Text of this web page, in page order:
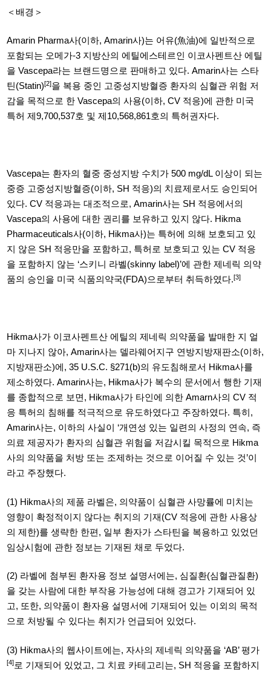
＜배경＞
Amarin Pharma사(이하, Amarin사)는 어유(魚油)에 일반적으로
포함되는 오메가-3 지방산의 에틸에스테르인 이코사펜트산 에틸
을Vascepa라는 브랜드명으로 판매하고 있다. Amarin사는 스타
틴(Statin)[2]을 복용 중인 고중성지방혈증 환자의 심혈관 위험 저
감을 목적으로 한 Vascepa의 사용(이하, CV 적응)에 관한 미국
특허 제9,700,537호 및 제10,568,861호의 특허권자다.
Vascepa는 환자의 혈중 중성지방 수치가500 mg/dL 이상이 되는
중증 고중성지방혈증(이하, SH 적응)의 치료제로서도 승인되어
있다. CV 적응과는 대조적으로, Amarin사는 SH 적응에서의
Vascepa의 사용에 대한 권리를 보유하고 있지 않다. Hikma
Pharmaceuticals사(이하, Hikma사)는 특허에 의해 보호되고 있
지 않은 SH 적응만을 포함하고, 특허로 보호되고 있는CV 적응
을 포함하지 않는 ‘스키니 라벨(skinny label)’에 관한 제네릭 의약
품의 승인을 미국 식품의약국(FDA)으로부터 취득하였다.[3]
Hikma사가 이코사펜트산 에틸의 제네릭 의약품을 발매한 지 얼
마 지나지 않아, Amarin사는 델라웨어지구 연방지방재판소(이하,
지방재판소)에, 35 U.S.C. §271(b)의 유도침해로서 Hikma사를
제소하였다. Amarin사는, Hikma사가 복수의 문서에서 행한 기재
를 종합적으로 보면, Hikma사가 타인에 의한Amarn사의CV 적
응 특허의 침해를 적극적으로 유도하였다고 주장하였다. 특히,
Amarin사는, 이하의 사실이 ‘개연성 있는 일련의 사정의 연속, 즉
의료 제공자가 환자의 심혈관 위험을 저감시킬 목적으로 Hikma
사의 의약품을 처방 또는 조제하는 것으로 이어질 수 있는 것’이
라고 주장했다.
(1) Hikma사의 제품 라벨은, 의약품이 심혈관 사망률에 미치는
영향이 확정적이지 않다는 취지의 기재(CV 적응에 관한 사용상
의 제한)를 생략한 한편, 일부 환자가 스타틴을 복용하고 있었던
임상시험에 관한 정보는 기재된 채로 두었다.
(2) 라벨에 첨부된 환자용 정보 설명서에는, 심질환(심혈관질환)
을 갖는 사람에 대한 부작용 가능성에 대해 경고가 기재되어 있
고, 또한, 의약품이 환자용 설명서에 기재되어 있는 이외의 목적
으로 처방될 수 있다는 취지가 언급되어 있었다.
(3) Hikma사의 웹사이트에는, 자사의 제네릭 의약품을 ‘AB’ 평가
[4] 로 기재되어 있었고, 그 치료 카테고리는, SH 적응을 포함하지